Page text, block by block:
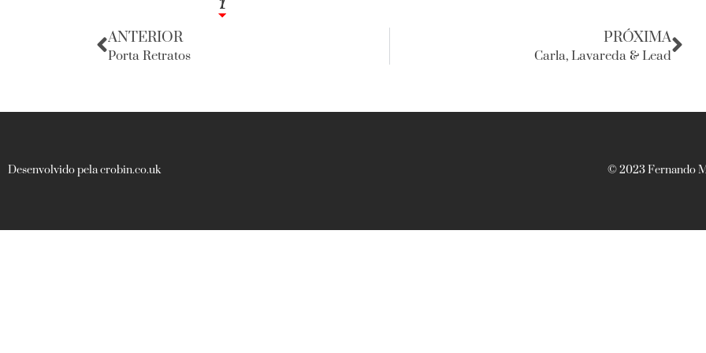
1
7
ANTERIOR
Porta Retratos
PRÓXIMA
Carla, Lavareda & Lead
Desenvolvido pela crobin.co.uk © 2023 Fernando